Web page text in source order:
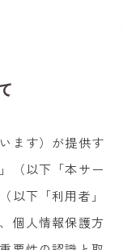
ます）が提供す
（以下「本サー
以下「利用者」
個人情報保護方